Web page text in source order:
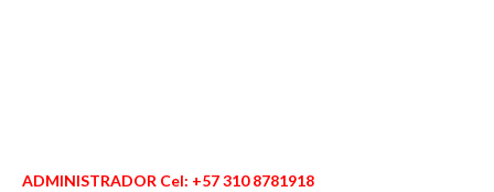
ADMINISTRADOR Cel: +57 310 8781918